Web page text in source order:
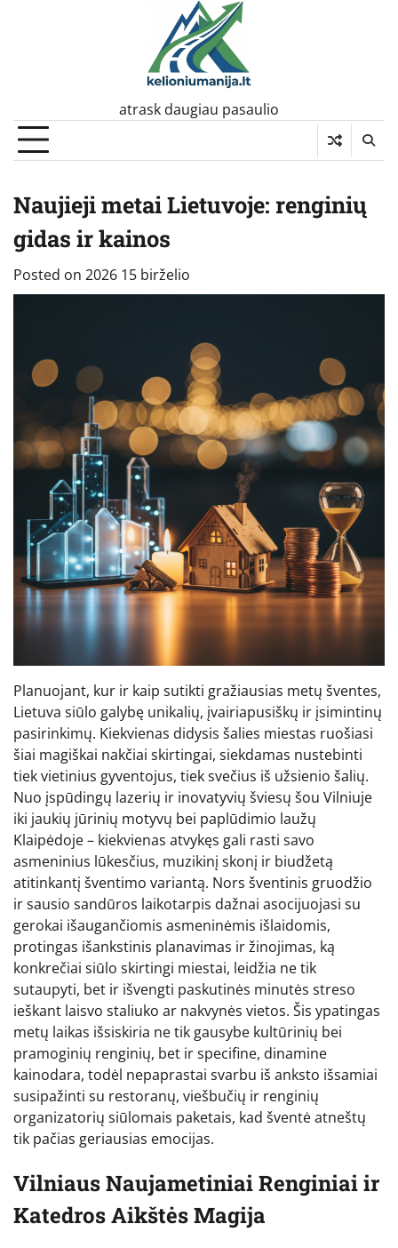
atrask daugiau pasaulio
Naujieji metai Lietuvoje: renginių
gidas ir kainos
Posted on 2026 15 birželio
Planuojant, kur ir kaip sutikti gražiausias metų šventes,
Lietuva siūlo galybę unikalių, įvairiapusiškų ir įsimintinų
pasirinkimų. Kiekvienas didysis šalies miestas ruošiasi
šiai magiškai nakčiai skirtingai, siekdamas nustebinti
tiek vietinius gyventojus, tiek svečius iš užsienio šalių.
Nuo įspūdingų lazerių ir inovatyvių šviesų šou Vilniuje
iki jaukių jūrinių motyvų bei paplūdimio laužų
Klaipėdoje – kiekvienas atvykęs gali rasti savo
asmeninius lūkesčius, muzikinį skonį ir biudžetą
atitinkantį šventimo variantą. Nors šventinis gruodžio
ir sausio sandūros laikotarpis dažnai asocijuojasi su
gerokai išaugančiomis asmeninėmis išlaidomis,
protingas išankstinis planavimas ir žinojimas, ką
konkrečiai siūlo skirtingi miestai, leidžia ne tik
sutaupyti, bet ir išvengti paskutinės minutės streso
ieškant laisvo staliuko ar nakvynės vietos. Šis ypatingas
metų laikas išsiskiria ne tik gausybe kultūrinių bei
pramoginių renginių, bet ir specifine, dinamine
kainodara, todėl nepaprastai svarbu iš anksto išsamiai
susipažinti su restoranų, viešbučių ir renginių
organizatorių siūlomais paketais, kad šventė atneštų
tik pačias geriausias emocijas.
Vilniaus Naujametiniai Renginiai ir
Katedros Aikštės Magija